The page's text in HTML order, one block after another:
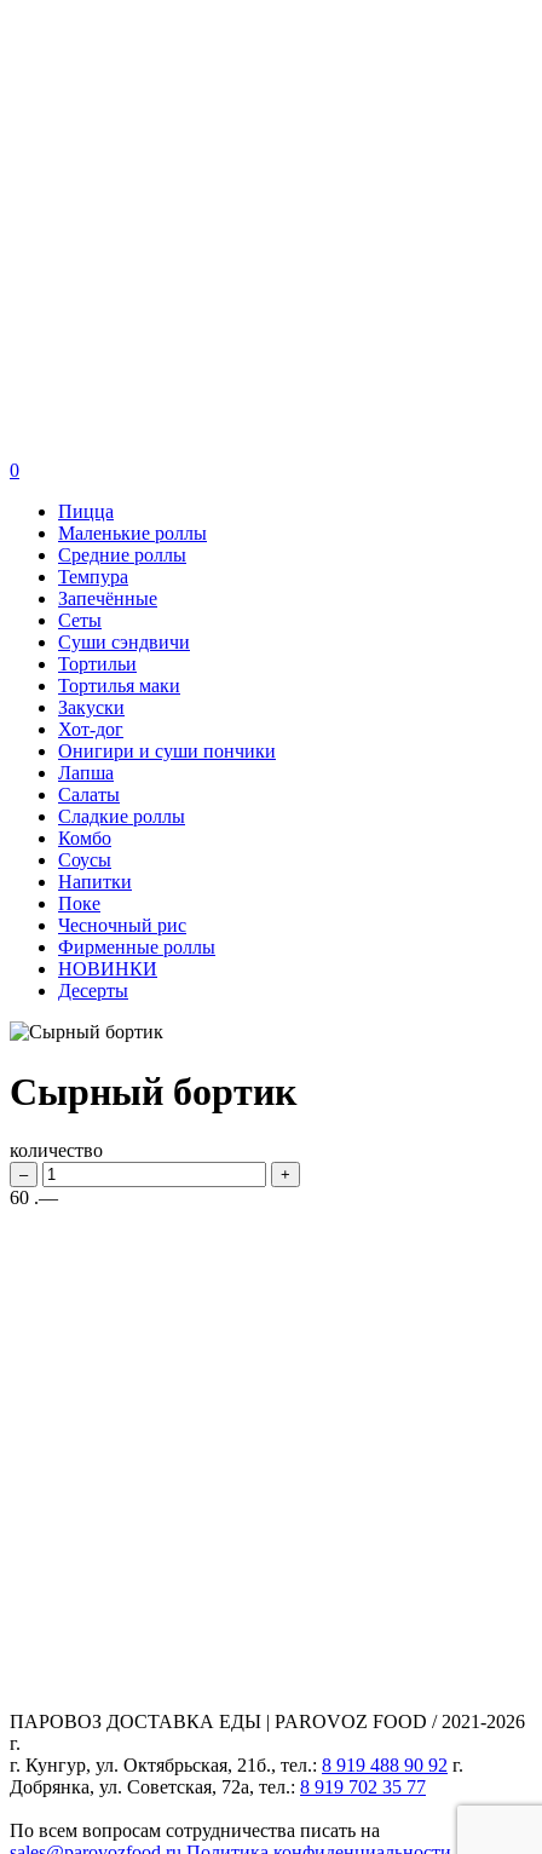
0
Пицца
Маленькие роллы
Средние роллы
Темпура
Запечённые
Сеты
Суши сэндвичи
Тортильи
Тортилья маки
Закуски
Хот-дог
Онигири и суши пончики
Лапша
Салаты
Сладкие роллы
Комбо
Соусы
Напитки
Поке
Чесночный рис
Фирменные роллы
НОВИНКИ
Десерты
Сырный бортик
количество
– +
60 .—
ПАРОВОЗ ДОСТАВКА ЕДЫ | PAROVOZ FOOD / 2021-2026
г.
г. Кунгур, ул. Октябрьская, 21б., тел.: 8 919 488 90 92 г.
Добрянка, ул. Советская, 72а, тел.: 8 919 702 35 77
По всем вопросам сотрудничества писать на